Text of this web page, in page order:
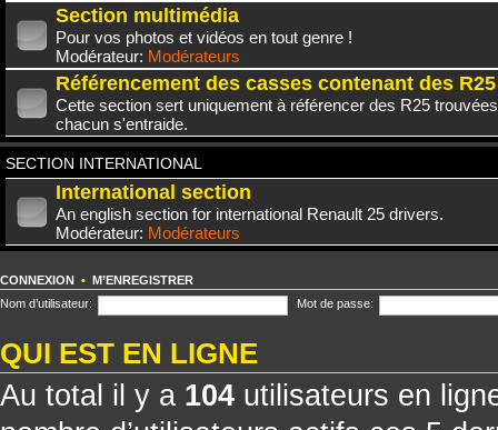
Section multimédia
Pour vos photos et vidéos en tout genre !
Modérateur: Modérateurs
Référencement des casses contenant des R25
Cette section sert uniquement à référencer des R25
chacun s'entraide.
SECTION INTERNATIONAL
International section
An english section for international Renault 25 drivers.
Modérateur: Modérateurs
CONNEXION • M’ENREGISTRER
Nom d’utilisateur:
Mot de passe:
QUI EST EN LIGNE
Au total il y a 104 utilisateurs en